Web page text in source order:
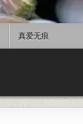
真爱无痕